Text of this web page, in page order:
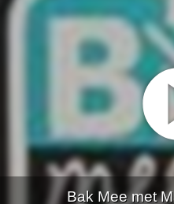
Bak Mee met